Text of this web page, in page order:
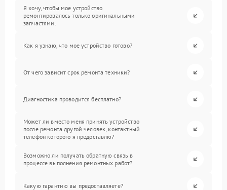
Я хочу, чтобы мое устройство
ремонтировалось только оригинальными
запчастями.
Как я узнаю, что мое устройство готово?
От чего зависит срок ремонта техники?
Диагностика проводится бесплатно?
Может ли вместо меня принять устройство
после ремонта другой человек, контактный
телефон которого я предоставлю?
Возможно ли получать обратную связь в
процессе выполнения ремонтных работ?
Какую гарантию вы предоставляете?